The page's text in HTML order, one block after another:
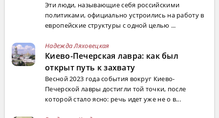
Эти люди, называющие себя российскими
политиками, официально устроились на работу в
европейские структуры с одной целью ...
Надежда Ляховецкая
Киево-Печерская лавра: как был
открыт путь к захвату
Весной 2023 года события вокруг Киево-
Печерской лавры достигли той точки, после
которой стало ясно: речь идет уже не о в...